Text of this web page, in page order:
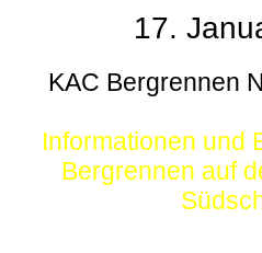
17.
KAC Bergrennen
Informationen und
Bergrennen auf